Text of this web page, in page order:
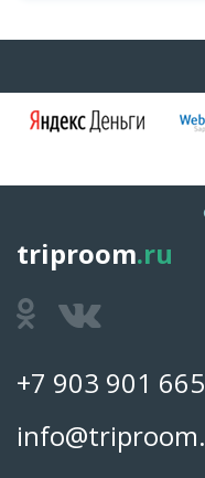
triproom.ru
+7 903 901